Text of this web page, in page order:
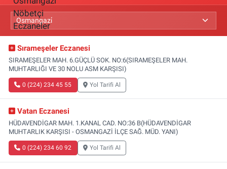
Sırameşeler Eczanesi
SIRAMEŞELER MAH. 6.GÜÇLÜ SOK. NO:6(SIRAMEŞELER MAH.
MUHTARLIĞI VE 30 NOLU ASM KARŞISI)
0 (224) 234 45 55 Yol Tarifi Al
Vatan Eczanesi
HÜDAVENDİGAR MAH. 1.KANAL CAD. NO:36 B(HÜDAVENDİGAR
MUHTARLIK KARŞISI - OSMANGAZİ İLÇE SAĞ. MÜD. YANI)
0 (224) 234 60 92 Yol Tarifi Al